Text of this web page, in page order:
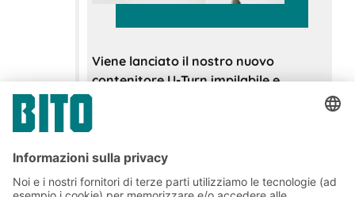
Viene lanciato il nostro nuovo
contenitore U-Turn impilabile e
annidabile
Un miracolo di leggerezza e spazio,
con il 20% di volume in più rispetto ai
contenitori impilabili e annidabili
analoghi.